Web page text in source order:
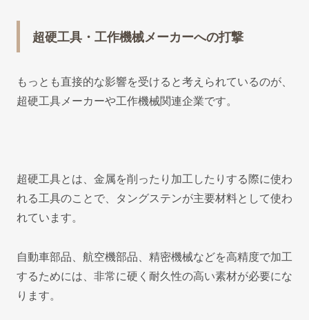
超硬工具・工作機械メーカーへの打撃
もっとも直接的な影響を受けると考えられているのが、
超硬工具メーカーや工作機械関連企業です。
超硬工具とは、金属を削ったり加工したりする際に使わ
れる工具のことで、タングステンが主要材料として使わ
れています。
自動車部品、航空機部品、精密機械などを高精度で加工
するためには、非常に硬く耐久性の高い素材が必要にな
ります。